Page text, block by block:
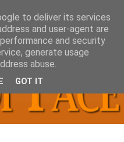
to deliver its services
and user-agent are
and security
generate usage
abuse.
GOT IT